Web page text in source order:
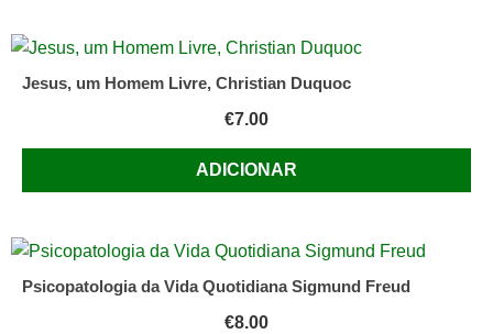
Jesus, um Homem Livre, Christian Duquoc
€7.00
ADICIONAR
Psicopatologia da Vida Quotidiana Sigmund Freud
€8.00